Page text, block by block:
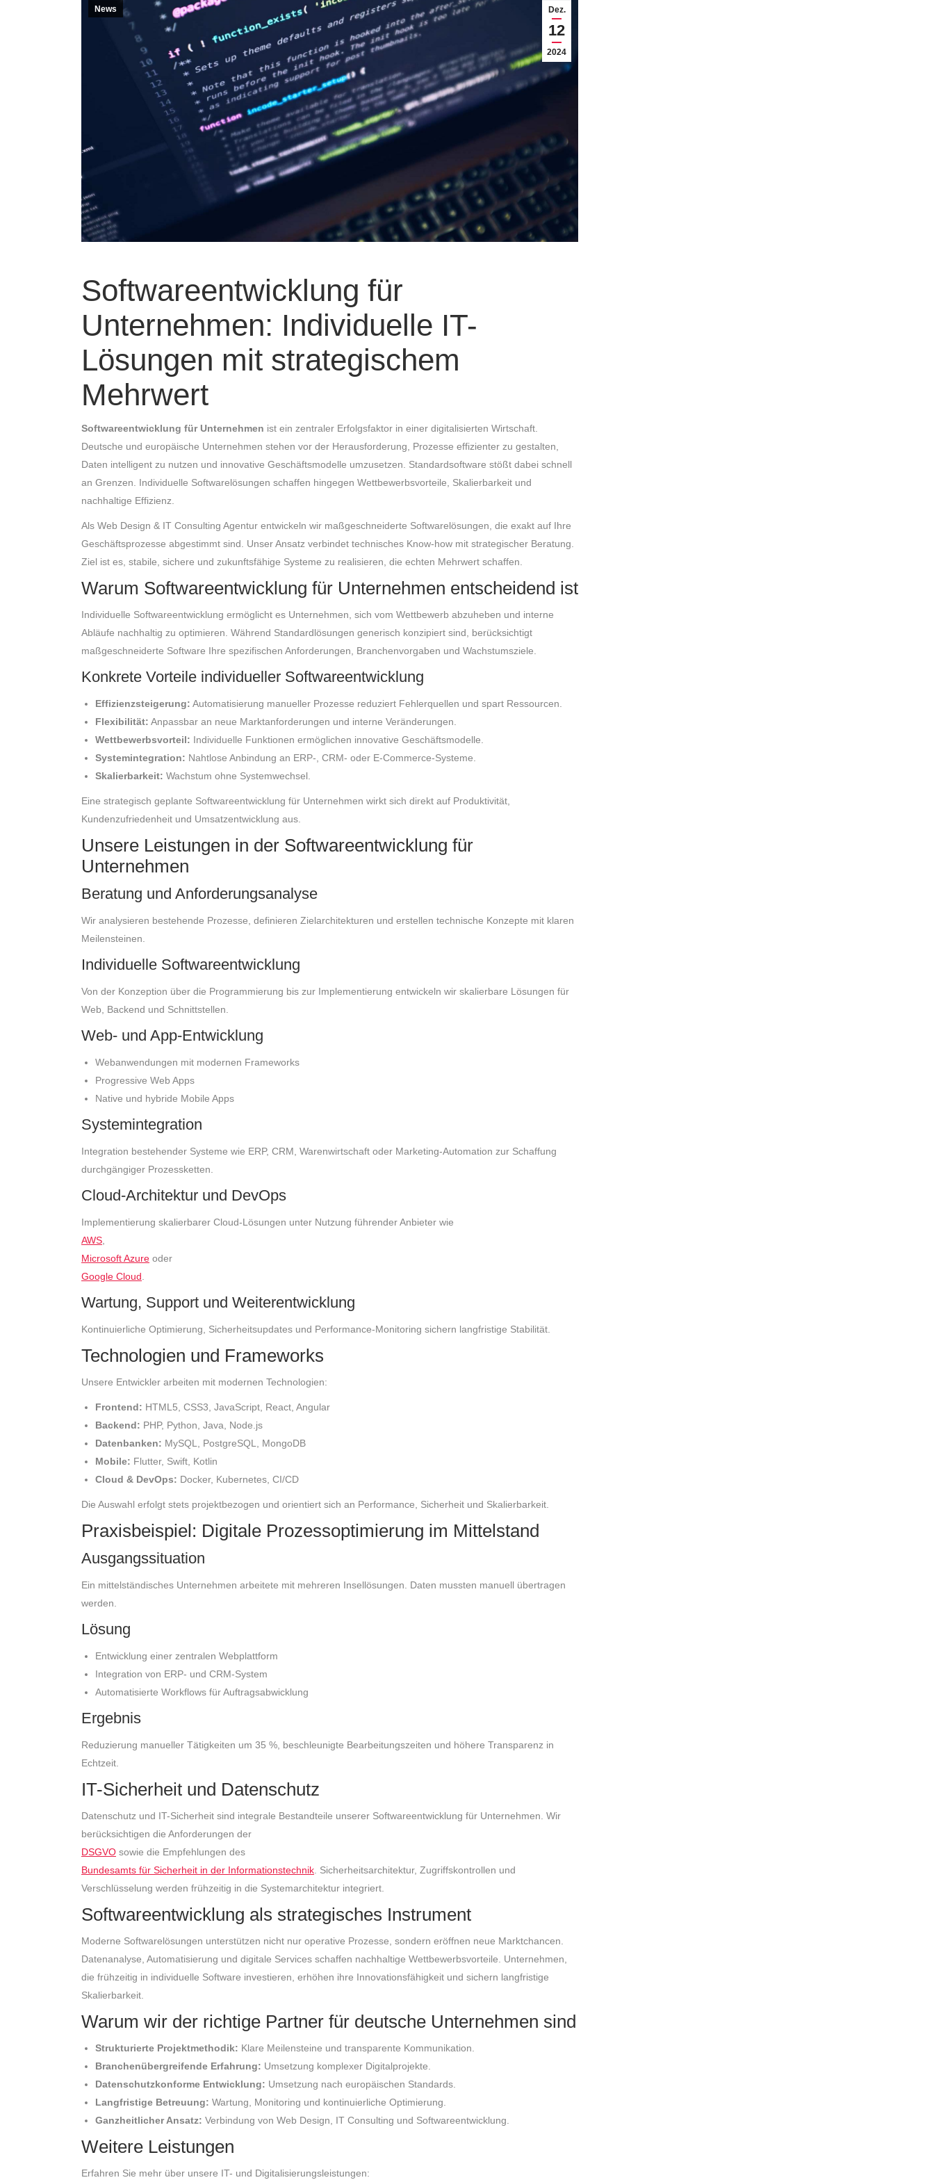
Dez.
12
2024
News
Softwareentwicklung für
Unternehmen: Individuelle IT-
Lösungen mit strategischem
Mehrwert
Softwareentwicklung für Unternehmen ist ein zentraler Erfolgsfaktor in einer digitalisierten Wirtschaft.
Deutsche und europäische Unternehmen stehen vor der Herausforderung, Prozesse effizienter zu gestalten,
Daten intelligent zu nutzen und innovative Geschäftsmodelle umzusetzen. Standardsoftware stößt dabei schnell
an Grenzen. Individuelle Softwarelösungen schaffen hingegen Wettbewerbsvorteile, Skalierbarkeit und
nachhaltige Effizienz.
Als Web Design & IT Consulting Agentur entwickeln wir maßgeschneiderte Softwarelösungen, die exakt auf Ihre
Geschäftsprozesse abgestimmt sind. Unser Ansatz verbindet technisches Know-how mit strategischer Beratung.
Ziel ist es, stabile, sichere und zukunftsfähige Systeme zu realisieren, die echten Mehrwert schaffen.
Warum Softwareentwicklung für Unternehmen entscheidend ist
Individuelle Softwareentwicklung ermöglicht es Unternehmen, sich vom Wettbewerb abzuheben und interne
Abläufe nachhaltig zu optimieren. Während Standardlösungen generisch konzipiert sind, berücksichtigt
maßgeschneiderte Software Ihre spezifischen Anforderungen, Branchenvorgaben und Wachstumsziele.
Konkrete Vorteile individueller Softwareentwicklung
Effizienzsteigerung: Automatisierung manueller Prozesse reduziert Fehlerquellen und spart Ressourcen.
Flexibilität: Anpassbar an neue Marktanforderungen und interne Veränderungen.
Wettbewerbsvorteil: Individuelle Funktionen ermöglichen innovative Geschäftsmodelle.
Systemintegration: Nahtlose Anbindung an ERP-, CRM- oder E-Commerce-Systeme.
Skalierbarkeit: Wachstum ohne Systemwechsel.
Eine strategisch geplante Softwareentwicklung für Unternehmen wirkt sich direkt auf Produktivität,
Kundenzufriedenheit und Umsatzentwicklung aus.
Unsere Leistungen in der Softwareentwicklung für
Unternehmen
Beratung und Anforderungsanalyse
Wir analysieren bestehende Prozesse, definieren Zielarchitekturen und erstellen technische Konzepte mit klaren
Meilensteinen.
Individuelle Softwareentwicklung
Von der Konzeption über die Programmierung bis zur Implementierung entwickeln wir skalierbare Lösungen für
Web, Backend und Schnittstellen.
Web- und App-Entwicklung
Webanwendungen mit modernen Frameworks
Progressive Web Apps
Native und hybride Mobile Apps
Systemintegration
Integration bestehender Systeme wie ERP, CRM, Warenwirtschaft oder Marketing-Automation zur Schaffung
durchgängiger Prozessketten.
Cloud-Architektur und DevOps
Implementierung skalierbarer Cloud-Lösungen unter Nutzung führender Anbieter wie
AWS
Microsoft Azure oder
Google Cloud
Wartung, Support und Weiterentwicklung
Kontinuierliche Optimierung, Sicherheitsupdates und Performance-Monitoring sichern langfristige Stabilität.
Technologien und Frameworks
Unsere Entwickler arbeiten mit modernen Technologien:
Frontend: HTML5, CSS3, JavaScript, React, Angular
Backend: PHP, Python, Java, Node.js
Datenbanken: MySQL, PostgreSQL, MongoDB
Mobile: Flutter, Swift, Kotlin
Cloud & DevOps: Docker, Kubernetes, CI/CD
Die Auswahl erfolgt stets projektbezogen und orientiert sich an Performance, Sicherheit und Skalierbarkeit.
Praxisbeispiel: Digitale Prozessoptimierung im Mittelstand
Ausgangssituation
Ein mittelständisches Unternehmen arbeitete mit mehreren Insellösungen. Daten mussten manuell übertragen
werden.
Lösung
Entwicklung einer zentralen Webplattform
Integration von ERP- und CRM-System
Automatisierte Workflows für Auftragsabwicklung
Ergebnis
Reduzierung manueller Tätigkeiten um 35 %, beschleunigte Bearbeitungszeiten und höhere Transparenz in
Echtzeit.
IT-Sicherheit und Datenschutz
Datenschutz und IT-Sicherheit sind integrale Bestandteile unserer Softwareentwicklung für Unternehmen. Wir
berücksichtigen die Anforderungen der
DSGVO sowie die Empfehlungen des
Bundesamts für Sicherheit in der Informationstechnik . Sicherheitsarchitektur, Zugriffskontrollen und
Verschlüsselung werden frühzeitig in die Systemarchitektur integriert.
Softwareentwicklung als strategisches Instrument
Moderne Softwarelösungen unterstützen nicht nur operative Prozesse, sondern eröffnen neue Marktchancen.
Datenanalyse, Automatisierung und digitale Services schaffen nachhaltige Wettbewerbsvorteile. Unternehmen,
die frühzeitig in individuelle Software investieren, erhöhen ihre Innovationsfähigkeit und sichern langfristige
Skalierbarkeit.
Warum wir der richtige Partner für deutsche Unternehmen sind
Strukturierte Projektmethodik: Klare Meilensteine und transparente Kommunikation.
Branchenübergreifende Erfahrung: Umsetzung komplexer Digitalprojekte.
Datenschutzkonforme Entwicklung: Umsetzung nach europäischen Standards.
Langfristige Betreuung: Wartung, Monitoring und kontinuierliche Optimierung.
Ganzheitlicher Ansatz: Verbindung von Web Design, IT Consulting und Softwareentwicklung.
Weitere Leistungen
Erfahren Sie mehr über unsere IT- und Digitalisierungsleistungen: